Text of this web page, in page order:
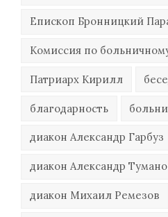
Епископ Бронницкий
Комиссия по
Патриарх Кирилл
благодарность
диакон Александр Гарбуз
диакон Александр
диакон Михаил Ремезов